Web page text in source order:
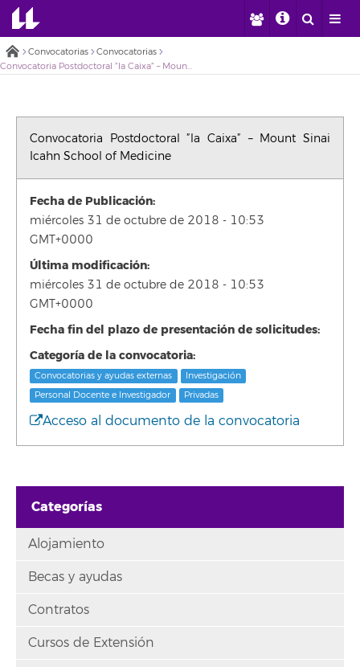
Convocatorias
Convocatorias
Convocatoria Postdoctoral ”la Caixa” – Mount Sinai Icahn School of Medicine
Convocatoria Postdoctoral ”la Caixa” – Mount Sinai
Icahn School of Medicine
Fecha de Publicación:
miércoles 31 de octubre de 2018 - 10:53
GMT+0000
Última modificación:
miércoles 31 de octubre de 2018 - 10:53
GMT+0000
Fecha fin del plazo de presentación de solicitudes:
Categoría de la convocatoria:
Convocatorias y ayudas externas
Investigación
Personal Docente e Investigador
Privadas
Acceso al documento de la convocatoria
Categorías
Alojamiento
Becas y ayudas
Contratos
Cursos de Extensión